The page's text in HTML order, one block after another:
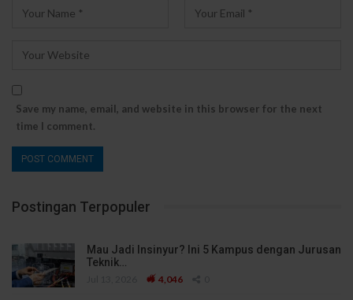
Save my name, email, and website in this browser for the next
time I comment.
Postingan Terpopuler
Mau Jadi Insinyur? Ini 5 Kampus dengan Jurusan
Teknik…
4,046